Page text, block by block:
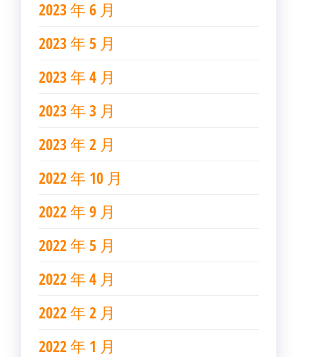
2023 年 6 月
2023 年 5 月
2023 年 4 月
2023 年 3 月
2023 年 2 月
2022 年 10 月
2022 年 9 月
2022 年 5 月
2022 年 4 月
2022 年 2 月
2022 年 1 月